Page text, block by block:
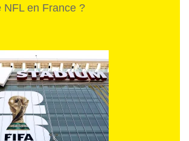
NFL en France ?